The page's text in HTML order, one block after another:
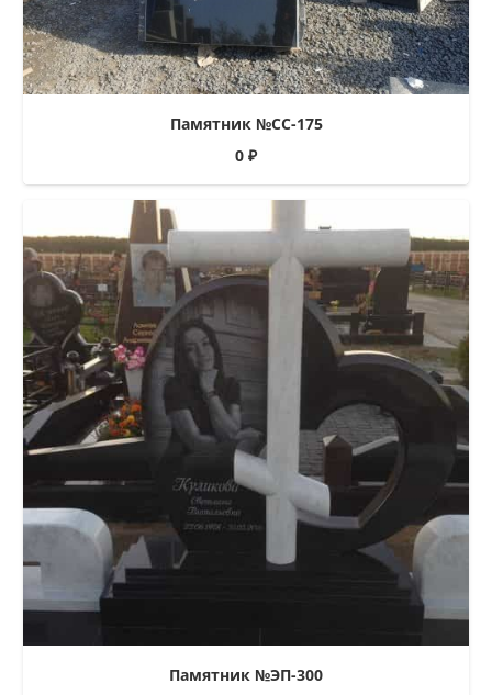
Памятник №СС-175
0 ₽
Памятник №ЭП-300